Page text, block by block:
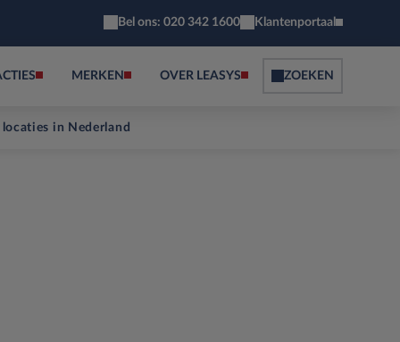
Bel ons: 020 342 1600 Klantenportaal
MERKEN OVER LEASYS ZOEKEN
in Nederland